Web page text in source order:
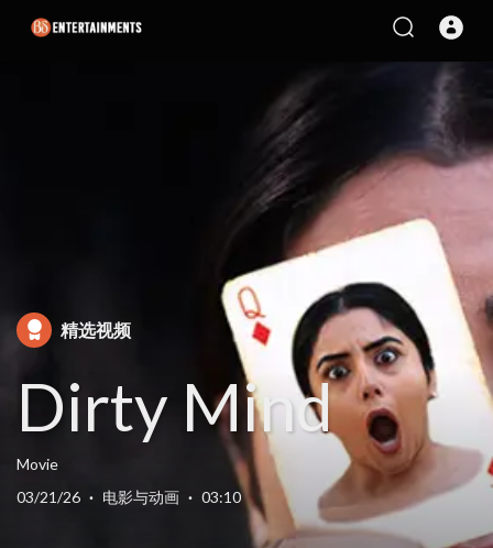
精选视频
Dirty Mind
Movie
03/21/26 · 电影与动画 · 03:10